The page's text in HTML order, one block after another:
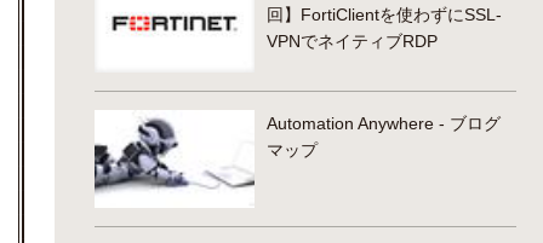
回】FortiClientを使わずにSSL-
VPNでネイティブRDP
Automation Anywhere - ブログ
マップ